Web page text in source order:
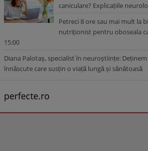
caniculare? Explicațiile
Petreci 8 ore sau mai mult la
nutriționist pentru oboseala
15:00
Diana Palotaș, specialist în neuroștiințe:
înnăscute care susțin o viață lungă și sănătoasă
perfecte.ro